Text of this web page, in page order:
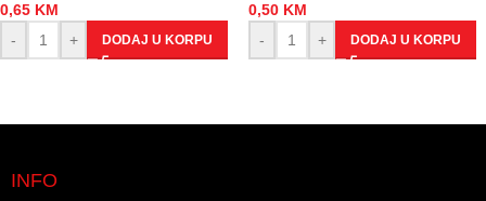
0,65 KM
-
+ DODAJ U KORPU
0,50 KM
-
+ DODAJ U KORPU
INFO